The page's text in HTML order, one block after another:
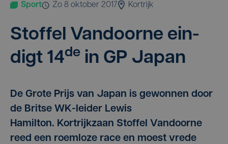
Sport zo 8 oktober 2017 Kortrijk
Stof­fel Van­door­ne ein­
digt 14de in GP Japan
De Grote Prijs van Japan is gewonnen door
de Britse WK-leider Lewis
Hamilton. Kortrijkzaan Stoffel Vandoorne
reed een roemloze race en moest vrede